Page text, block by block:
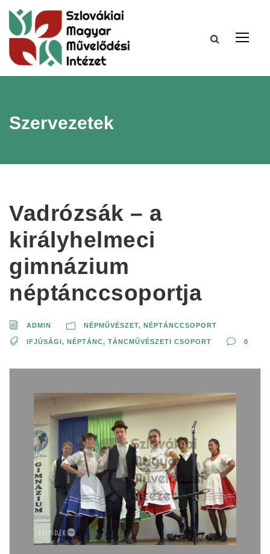
Szervezetek
Vadrózsák – a
királyhelmeci
gimnázium
néptánccsoportja
ADMIN NÉPMŰVÉSZET, NÉPTÁNCCSOPORT
IFJÚSÁGI, NÉPTÁNC, TÁNCMŰVÉSZETI CSOPORT 0